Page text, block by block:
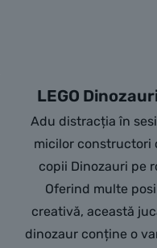
LEGO
Adu distracția în
micilor constructori
copii Dinozauri pe
Oferind multe
creativă, această
dinozaur conține o